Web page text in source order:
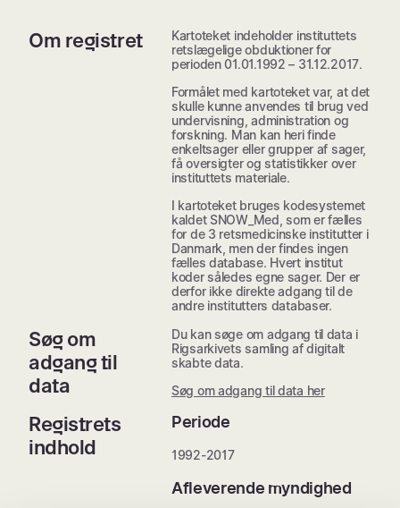
Om registret
Kartoteket indeholder instituttets
retslægelige obduktioner for
perioden 01.01.1992 – 31.12.2017.
Formålet med kartoteket var, at det
skulle kunne anvendes til brug ved
undervisning, administration og
forskning. Man kan heri finde
enkeltsager eller grupper af sager,
få oversigter og statistikker over
instituttets materiale.
I kartoteket bruges kodesystemet
kaldet SNOW_Med, som er fælles
for de 3 retsmedicinske institutter i
Danmark, men der findes ingen
fælles database. Hvert institut
koder således egne sager. Der er
derfor ikke direkte adgang til de
andre institutters databaser.
Søg om
adgang til
data
Du kan søge om adgang til data i
Rigsarkivets samling af digitalt
skabte data.
Søg om adgang til data her
Registrets
indhold
Periode
1992-2017
Afleverende myndighed